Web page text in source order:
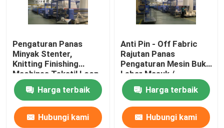
Mesin Hot Air Stenter
Mesin Stenter Tekstil
Mesin Fabric Stenter
Mesin Finishing Tekstil
Pengaturan Panas
Minyak Stenter,
Knitting Finishing
Machines Tekstil Loop
Moisture Controlled
Harga terbaik
Hubungi kami
Anti Pin - Off Fabric
Rajutan Panas
Pengaturan Mesin Buka
Lebar Masuk /
Pendingin Udara
Harga terbaik
Hubungi kami